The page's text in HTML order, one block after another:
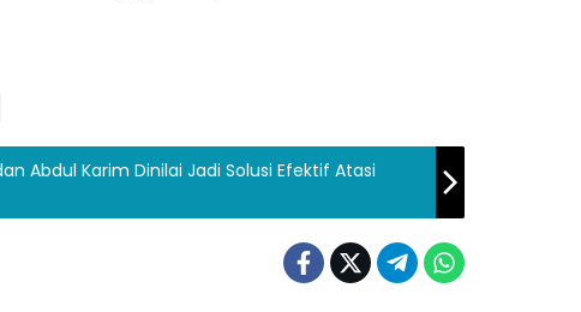
Abdul Karim Dinilai Jadi Solusi Efektif Atasi